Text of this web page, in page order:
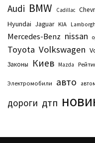
Audi BMW Cadillac
Hyundai Jaguar KIA
Mercedes-Benz nissan
Toyota Volkswagen
Законы Киев Маzda
Электромобили авто
дороги дтп